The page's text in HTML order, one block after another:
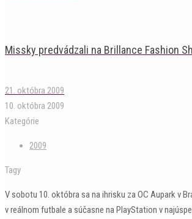
Missky predvádzali na Brillance Fashion
21. októbra 2009
10. októbra 2009
Kategórie
2009
Tagy
V sobotu 10. októbra sa na ihrisku za OC Aupark v
v reálnom futbale a súčasne na PlayStation v